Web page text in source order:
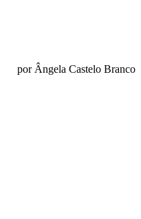
por Ângela Castelo Branco